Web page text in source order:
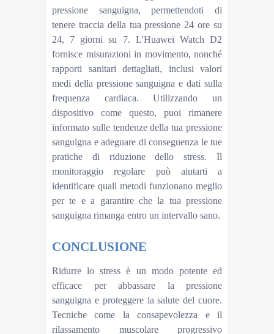
pressione sanguigna, permettendoti di
tenere traccia della tua pressione 24 ore su
24, 7 giorni su 7. L'Huawei Watch D2
fornisce misurazioni in movimento, nonché
rapporti sanitari dettagliati, inclusi valori
medi della pressione sanguigna e dati sulla
frequenza cardiaca. Utilizzando un
dispositivo come questo, puoi rimanere
informato sulle tendenze della tua pressione
sanguigna e adeguare di conseguenza le tue
pratiche di riduzione dello stress. Il
monitoraggio regolare può aiutarti a
identificare quali metodi funzionano meglio
per te e a garantire che la tua pressione
sanguigna rimanga entro un intervallo sano.
CONCLUSIONE
Ridurre lo stress è un modo potente ed
efficace per abbassare la pressione
sanguigna e proteggere la salute del cuore.
Tecniche come la consapevolezza e il
rilassamento muscolare progressivo